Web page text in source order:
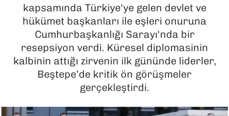
kapsamında Türkiye'ye gelen devlet ve
hükümet başkanları ile eşleri onuruna
Cumhurbaşkanlığı Sarayı'nda bir
resepsiyon verdi. Küresel diplomasinin
kalbinin attığı zirvenin ilk gününde liderler,
Beştepe’de kritik ön görüşmeler
gerçekleştirdi.
MAGAZİN
POLİTİKA
SAĞLIK
SPOR
TEKNOLOJİ
Haber Arşivi